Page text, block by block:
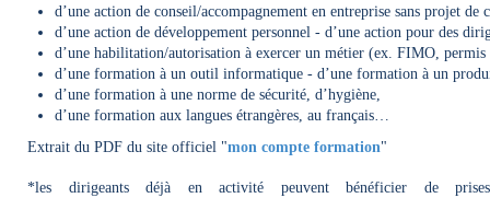
d’une action de conseil/accompagnement en entreprise sans projet de
d’une action de développement personnel - d’une action pour des
d’une habilitation/autorisation à exercer un métier (ex. FIMO,
d’une formation à un outil informatique - d’une formation à un
d’une formation à une norme de sécurité, d’hygiène,
d’une formation aux langues étrangères, au français…
Extrait du PDF du site officiel "mon compte formation"
*les dirigeants déjà en activité peuvent bénéficier de